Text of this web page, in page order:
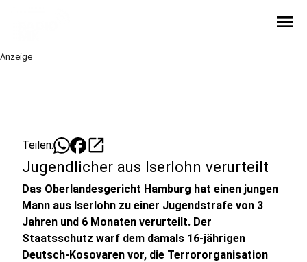
menu
Anzeige
Teilen: open_in_new
Jugendlicher aus Iserlohn verurteilt
Das Oberlandesgericht Hamburg hat einen jungen
Mann aus Iserlohn zu einer Jugendstrafe von 3
Jahren und 6 Monaten verurteilt. Der
Staatsschutz warf dem damals 16-jährigen
Deutsch-Kosovaren vor, die Terrororganisation